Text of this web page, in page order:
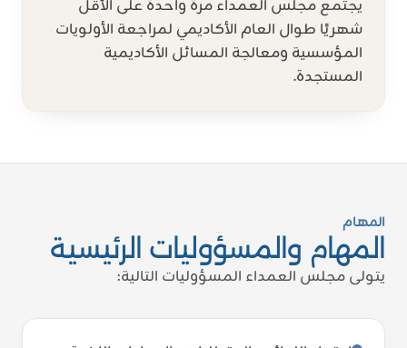
يجتمع مجلس العمداء مرة واحدة على الأقل
شهريًا طوال العام الأكاديمي لمراجعة الأولويات
المؤسسية ومعالجة المسائل الأكاديمية
المستجدة.
المهام
المهام والمسؤوليات الرئيسية
يتولى مجلس العمداء المسؤوليات التالية: